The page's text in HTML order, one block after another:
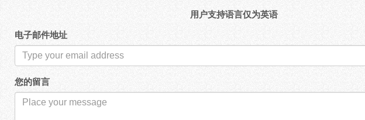
用户支持语言仅为英语
电子邮件地址
您的留言